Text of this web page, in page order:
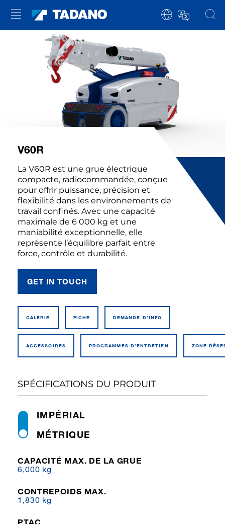
V60R
La V60R est une grue électrique
compacte, radiocommandée, conçue
pour offrir puissance, précision et
flexibilité dans les environnements de
travail confinés. Avec une capacité
maximale de 6 000 kg et une
maniabilité exceptionnelle, elle
représente l’équilibre parfait entre
force, contrôle et durabilité.
GET IN TOUCH
GALERIE FICHE DEMANDE D’INFO
ACCESSOIRES PROGRAMMES D’ENTRETIEN ZONE
SPÉCIFICATIONS DU PRODUIT
MÉTRIQUE
IMPÉRIAL
CAPACITÉ MAX. DE LA GRUE
6,000 kg
CONTREPOIDS MAX.
1,830 kg
PTAC